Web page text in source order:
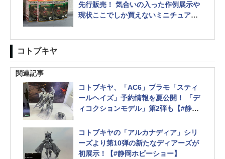
先行販売！ 気合いの入った作例展示や
現状ここでしか買えないミニチュアも
コトブキヤ
関連記事
コトブキヤ、「AC6」プラモ「スティ
ールヘイズ」予約情報を夏公開！ 「デ
ィコクションモデル」第2弾も【#静岡
コトブキヤの「アルカナディア」シリ
ーズより第10弾の新たなディアーズが
初展示！【#静岡ホビーショー】